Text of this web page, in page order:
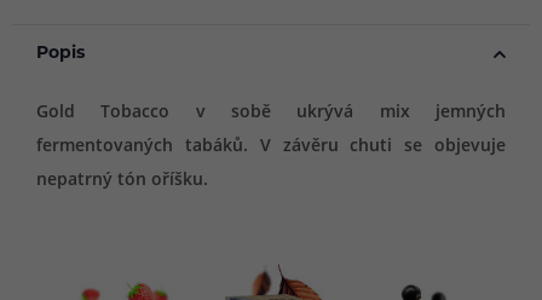
Popis
Gold Tobacco v sobě ukrývá mix jemných
fermentovaných tabáků. V závěru chuti se objevuje
nepatrný tón oříšku.